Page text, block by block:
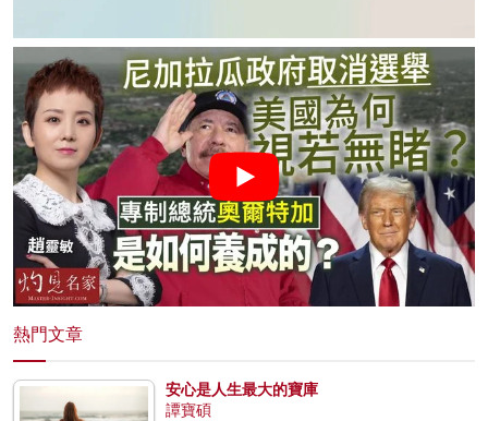
熱門文章
安心是人生最大的寶庫
譚寶碩